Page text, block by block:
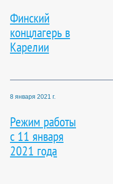
Финский
концлагерь в
Карелии
8 января 2021 г.
Режим работы
с 11 января
2021 года